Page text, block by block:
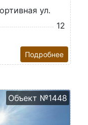
ул.
12
Подробнее
Объект №1448